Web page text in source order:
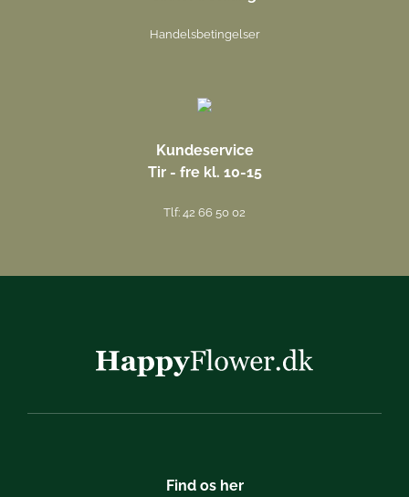
Handelsbetingelser
Kundeservice
Tir - fre kl. 10-15
Tlf: 42 66 50 02
Find os her